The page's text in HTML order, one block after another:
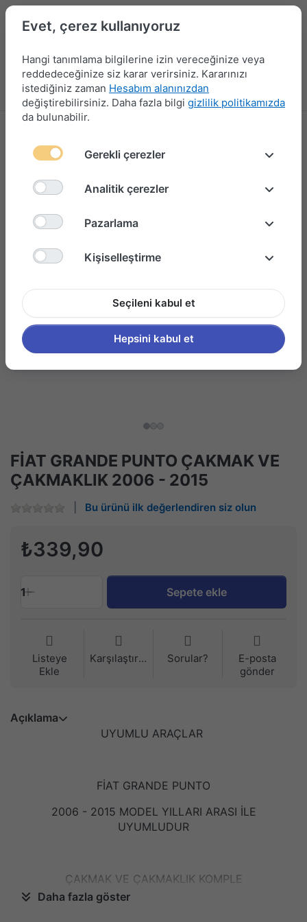
Menü Giriş yap Karşılaştırma Favori Listesi
FİAT GRANDE PUNTO ÇAKMAK VE
ÇAKMAKLIK 2006 - 2015
Bu ürünü ilk değerlendiren siz olun
₺339,90
1 Sepete ekle
Listeye
Ekle
Karşılaştırma Sorular?
E-posta
gönder
Açıklama
UYUMLU ARAÇLAR
FİAT GRANDE PUNTO
2006 - 2015 MODEL YILLARI ARASI İLE
UYUMLUDUR
ÇAKMAK VE ÇAKMAKLIK KOMPLE
Daha fazla göster
Evet, çerez kullanıyoruz
Hangi tanımlama bilgilerine izin vereceğinize veya
reddedeceğinize siz karar verirsiniz. Kararınızı
istediğiniz zaman Hesabım alanınızdan
değiştirebilirsiniz. Daha fazla bilgi gizlilik politikamızda
da bulunabilir.
Gerekli çerezler
Analitik çerezler
Pazarlama
Kişiselleştirme
Seçileni kabul et
Hepsini kabul et